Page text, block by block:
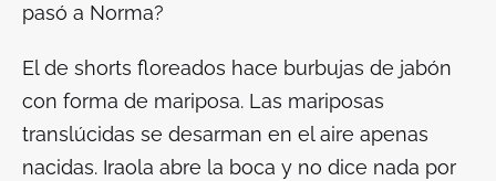
pasó a Norma?
El de shorts floreados hace burbujas de jabón
con forma de mariposa. Las mariposas
translúcidas se desarman en el aire apenas
nacidas. Iraola abre la boca y no dice nada por